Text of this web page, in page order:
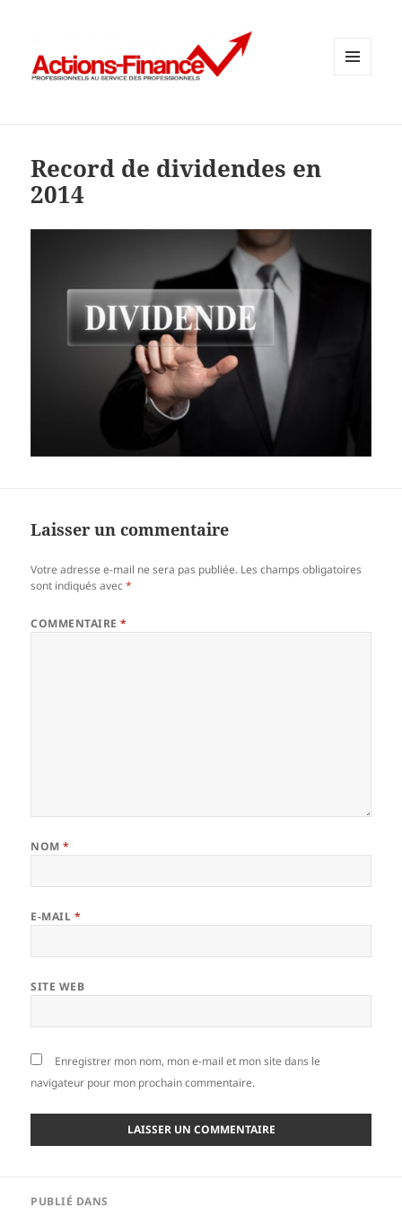
Record de dividendes en
2014
Laisser un commentaire
Votre adresse e-mail ne sera pas publiée. Les champs obligatoires
sont indiqués avec*
COMMENTAIRE*
NOM*
E-MAIL *
SITE WEB
Enregistrer mon nom, mon e-mail et mon site dans le
navigateur pour mon prochain commentaire.
PUBLIÉ DANS